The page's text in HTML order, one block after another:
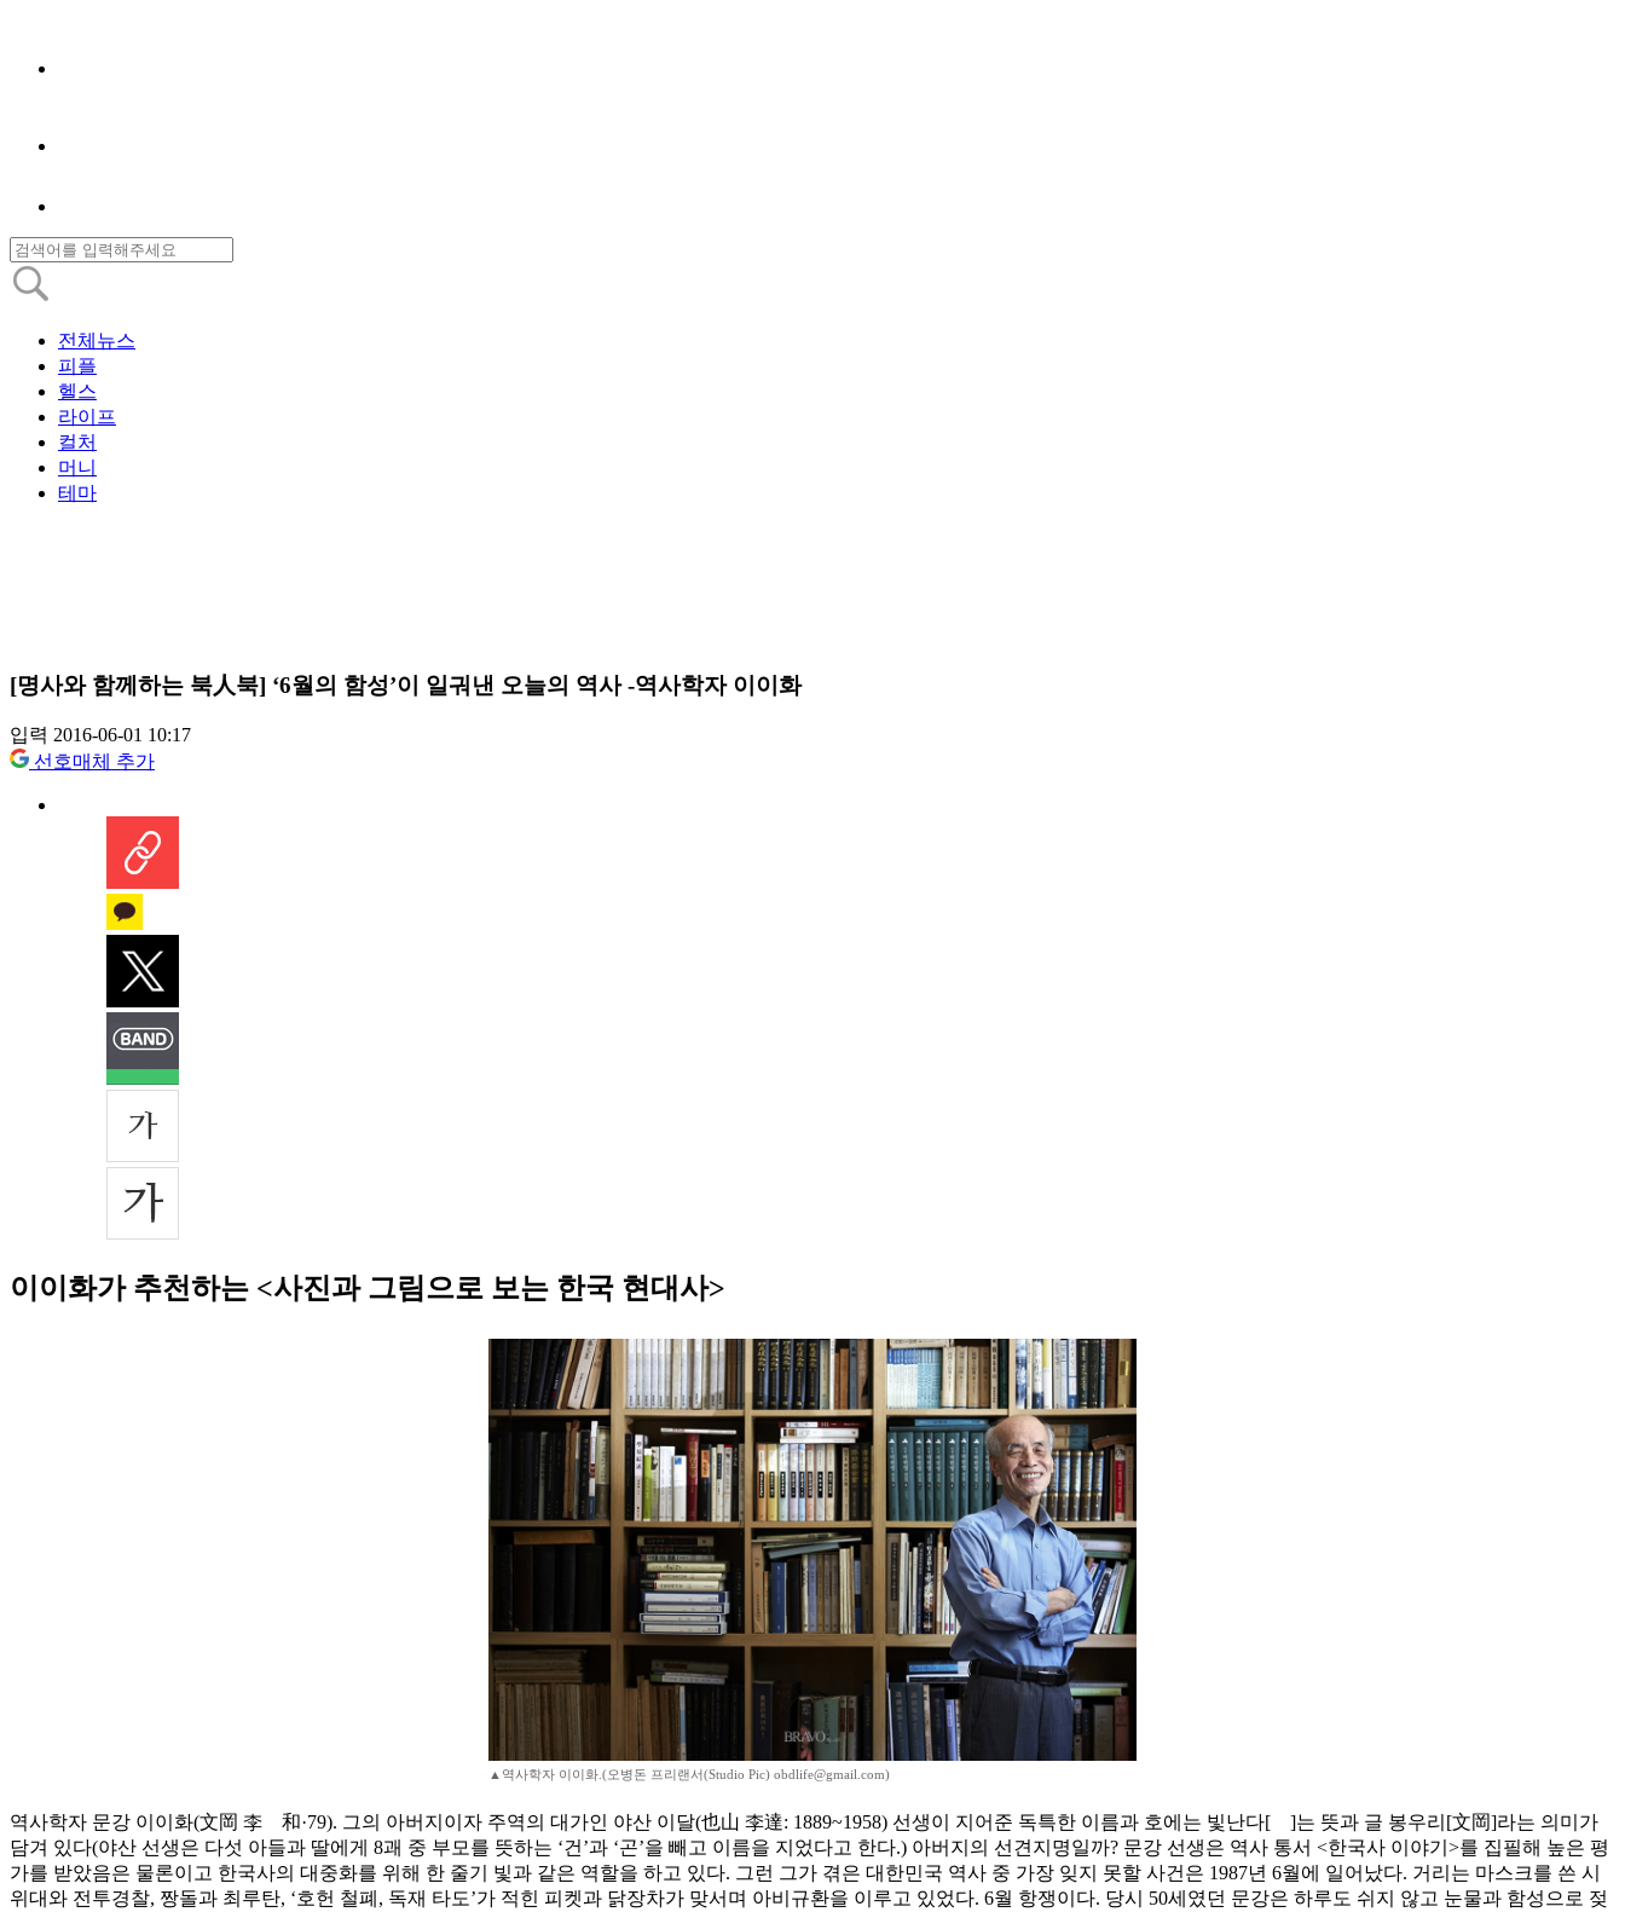
전체뉴스
피플
헬스
라이프
컬처
머니
테마
[명사와 함께하는 북人북] ‘6월의 함성’이 일궈낸 오늘의 역사 -역사학자 이이화
입력 2016-06-01 10:17
선호매체 추가
이이화가 추천하는 <사진과 그림으로 보는 한국 현대사>
▲역사학자 이이화.(오병돈 프리랜서(Studio Pic) obdlife@gmail.com)
역사학자 문강 이이화(文岡 李離和·79). 그의 아버지이자 주역의 대가인 야산 이달(也山 李達: 1889~1958) 선생이 지어준 독특한 이름과 호에는 빛난다[離]는 뜻과 글 봉우리[文岡]라는 의미가
담겨 있다(야산 선생은 다섯 아들과 딸에게 8괘 중 부모를 뜻하는 ‘건’과 ‘곤’을 빼고 이름을 지었다고 한다.) 아버지의 선견지명일까? 문강 선생은 역사 통서 <한국사 이야기>를 집필해 높은 평
가를 받았음은 물론이고 한국사의 대중화를 위해 한 줄기 빛과 같은 역할을 하고 있다. 그런 그가 겪은 대한민국 역사 중 가장 잊지 못할 사건은 1987년 6월에 일어났다. 거리는 마스크를 쓴 시
위대와 전투경찰, 짱돌과 최루탄, ‘호헌 철폐, 독재 타도’가 적힌 피켓과 닭장차가 맞서며 아비규환을 이루고 있었다. 6월 항쟁이다. 당시 50세였던 문강은 하루도 쉬지 않고 눈물과 함성으로 젖